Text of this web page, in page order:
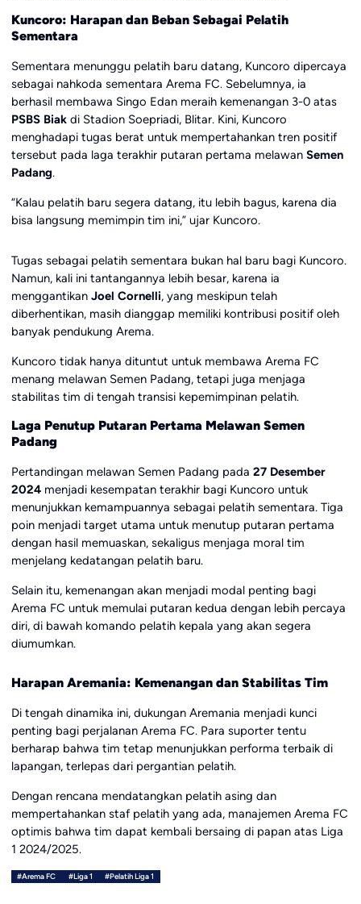
Kuncoro: Harapan dan Beban Sebagai Pelatih
Sementara
Sementara menunggu pelatih baru datang, Kuncoro dipercaya
sebagai nahkoda sementara Arema FC. Sebelumnya, ia
berhasil membawa Singo Edan meraih kemenangan 3-0 atas
PSBS Biakdi Stadion Soepriadi, Blitar. Kini, Kuncoro
menghadapi tugas berat untuk mempertahankan tren positif
tersebut pada laga terakhir putaran pertama melawan Semen
Padang.
“Kalau pelatih baru segera datang, itu lebih bagus, karena dia
bisa langsung memimpin tim ini,” ujar Kuncoro.
Tugas sebagai pelatih sementara bukan hal baru bagi Kuncoro.
Namun, kali ini tantangannya lebih besar, karena ia
menggantikan Joel Cornelli, yang meskipun telah
diberhentikan, masih dianggap memiliki kontribusi positif oleh
banyak pendukung Arema.
Kuncoro tidak hanya dituntut untuk membawa Arema FC
menang melawan Semen Padang, tetapi juga menjaga
stabilitas tim di tengah transisi kepemimpinan pelatih.
Laga Penutup Putaran Pertama Melawan Semen
Padang
Pertandingan melawan Semen Padang pada 27 Desember
2024menjadi kesempatan terakhir bagi Kuncoro untuk
menunjukkan kemampuannya sebagai pelatih sementara. Tiga
poin menjadi target utama untuk menutup putaran pertama
dengan hasil memuaskan, sekaligus menjaga moral tim
menjelang kedatangan pelatih baru.
Selain itu, kemenangan akan menjadi modal penting bagi
Arema FC untuk memulai putaran kedua dengan lebih percaya
diri, di bawah komando pelatih kepala yang akan segera
diumumkan.
Harapan Aremania: Kemenangan dan Stabilitas Tim
Di tengah dinamika ini, dukungan Aremania menjadi kunci
penting bagi perjalanan Arema FC. Para suporter tentu
berharap bahwa tim tetap menunjukkan performa terbaik di
lapangan, terlepas dari pergantian pelatih.
Dengan rencana mendatangkan pelatih asing dan
mempertahankan staf pelatih yang ada, manajemen Arema FC
optimis bahwa tim dapat kembali bersaing di papan atas Liga
1 2024/2025.
#Arema FC #Liga 1 #Pelatih Liga 1